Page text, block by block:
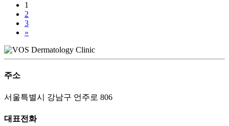
1
2
3
»
주소
서울특별시 강남구 언주로 806
대표전화